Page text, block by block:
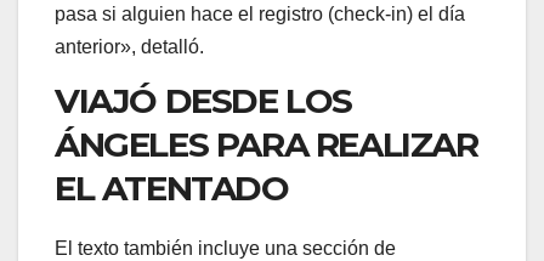
pasa si alguien hace el registro (check-in) el día
anterior», detalló.
VIAJÓ DESDE LOS
ÁNGELES PARA REALIZAR
EL ATENTADO
El texto también incluye una sección de